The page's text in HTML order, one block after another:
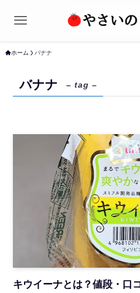
ホーム バナナ
バナナ – tag –
キウイーナとは？値段・口